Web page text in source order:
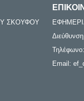
ΣΚΟΥΦΟΥ
Email: